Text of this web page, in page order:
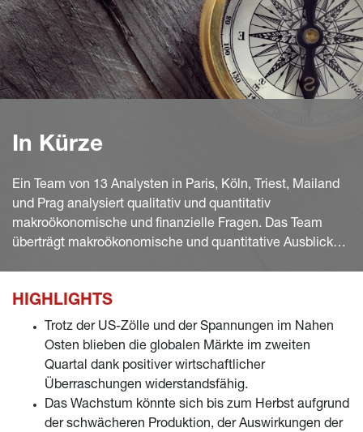
In Kürze
Ein Team von 13 Analysten in Paris, Köln, Triest, Mailand
und Prag analysiert qualitativ und quantitativ
makroökonomische und finanzielle Fragen. Das Team
überträgt makroökonomische und quantitative Ausblicke
HIGHLIGHTS
Trotz der US-Zölle und der Spannungen im Nahen
Osten blieben die globalen Märkte im zweiten
Quartal dank positiver wirtschaftlicher
Überraschungen widerstandsfähig.
Das Wachstum könnte sich bis zum Herbst aufgrund
der schwächeren Produktion, der Auswirkungen der